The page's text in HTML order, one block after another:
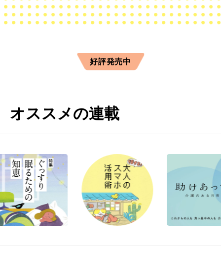
好評発売中
オススメの連載